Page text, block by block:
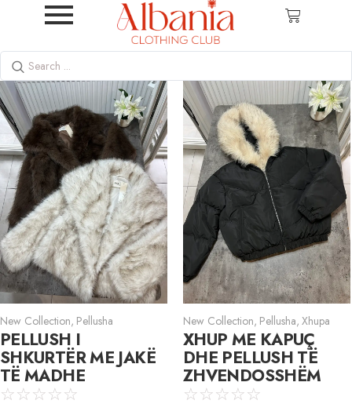
New Collection, Pellusha
PELLUSH I
SHKURTËR ME JAKË
TË MADHE
☆☆☆☆☆
New Collection, Pellusha, Xhupa
XHUP ME KAPUÇ
DHE PELLUSH TË
ZHVENDOSSHËM
☆☆☆☆☆